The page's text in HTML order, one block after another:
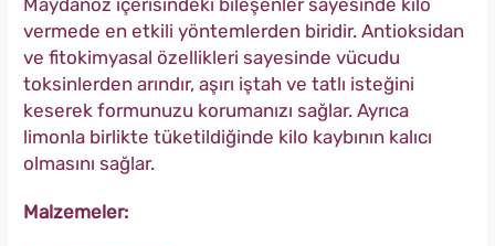
Maydanoz içerisindeki bileşenler sayesinde kilo
vermede en etkili yöntemlerden biridir. Antioksidan
ve fitokimyasal özellikleri sayesinde vücudu
toksinlerden arındır, aşırı iştah ve tatlı isteğini
keserek formunuzu korumanızı sağlar. Ayrıca
limonla birlikte tüketildiğinde kilo kaybının kalıcı
olmasını sağlar.
Malzemeler: